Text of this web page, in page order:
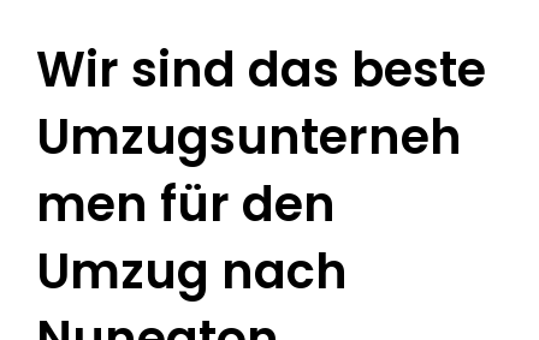
Wir sind das beste
Umzugsunterneh
men für den
Umzug nach